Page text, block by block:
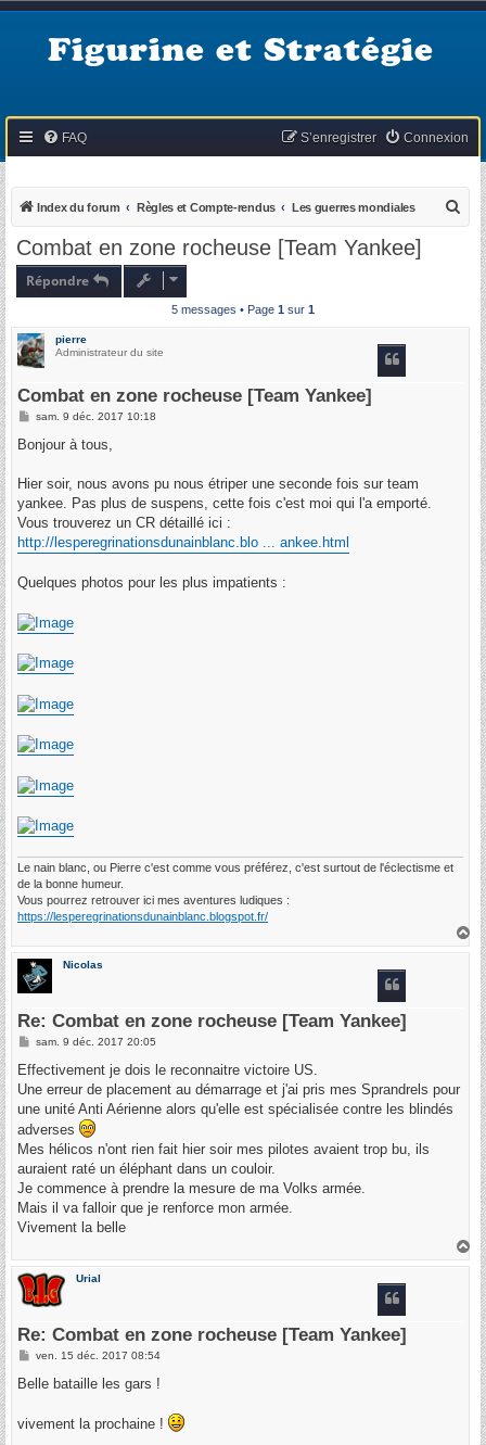
Figurine et Stratégie
FAQ Connexion
S’enregistrer
Index du forum Règles et Compte-rendus Les guerres mondiales
Combat en zone rocheuse [Team Yankee]
Répondre
5 messages • Page 1 sur 1
pierre
Administrateur du site
Combat en zone rocheuse [Team Yankee]
M
s
g
sam. 9 déc. 2017 10:18
Bonjour à tous,
Hier soir, nous avons pu nous étriper une seconde fois sur team
yankee. Pas plus de suspens, cette fois c'est moi qui l'a emporté.
Vous trouverez un CR détaillé ici :
http://lesperegrinationsdunainblanc.blo ... ankee.html
Quelques photos pour les plus impatients :
Le nain blanc, ou Pierre c'est comme vous préférez, c'est surtout de l'éclectisme et
de la bonne humeur.
Vous pourrez retrouver ici mes aventures ludiques :
https://lesperegrinationsdunainblanc.blogspot.fr/
H
Nicolas
Re: Combat en zone rocheuse [Team Yankee]
M
s
a
g
sam. 9 déc. 2017 20:05
Effectivement je dois le reconnaitre victoire US.
Une erreur de placement au démarrage et j'ai pris mes Sprandrels pour
une unité Anti Aérienne alors qu'elle est spécialisée contre les blindés
adverses
Mes hélicos n'ont rien fait hier soir mes pilotes avaient trop bu, ils
auraient raté un éléphant dans un couloir.
Je commence à prendre la mesure de ma Volks armée.
Mais il va falloir que je renforce mon armée.
Vivement la belle
H
Urial
Re: Combat en zone rocheuse [Team Yankee]
M
s
g
e
ven. 15 déc. 2017 08:54
Belle bataille les gars !
vivement la prochaine !